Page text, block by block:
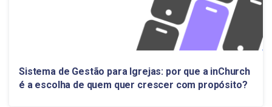
Sistema de Gestão para Igrejas: por que a inChurch
é a escolha de quem quer crescer com propósito?